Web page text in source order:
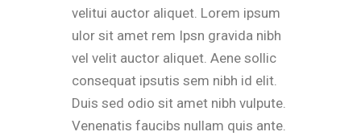
velitui auctor aliquet. Lorem ipsum
ulor sit amet rem Ipsn gravida nibh
vel velit auctor aliquet. Aene sollic
consequat ipsutis sem nibh id elit.
Duis sed odio sit amet nibh vulpute.
Venenatis faucibs nullam quis ante.